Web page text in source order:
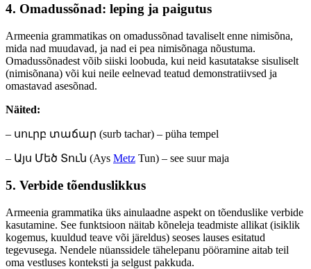
4. Omadussõnad: leping ja paigutus
Armeenia grammatikas on omadussõnad tavaliselt enne nimisõna,
mida nad muudavad, ja nad ei pea nimisõnaga nõustuma.
Omadussõnadest võib siiski loobuda, kui neid kasutatakse sisuliselt
(nimisõnana) või kui neile eelnevad teatud demonstratiivsed ja
omastavad asesõnad.
Näited:
– սուրբ տաճար (surb tachar) – püha tempel
– Այս Մեծ Տուն (Ays Metz Tun) – see suur maja
5. Verbide tõenduslikkus
Armeenia grammatika üks ainulaadne aspekt on tõenduslike verbide
kasutamine. See funktsioon näitab kõneleja teadmiste allikat (isiklik
kogemus, kuuldud teave või järeldus) seoses lauses esitatud
tegevusega. Nendele nüanssidele tähelepanu pööramine aitab teil
oma vestluses konteksti ja selgust pakkuda.